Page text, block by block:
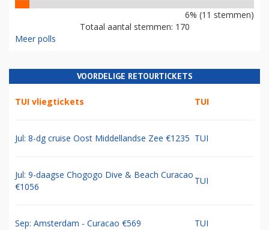
6% (11 stemmen)
Totaal aantal stemmen: 170
Meer polls
VOORDELIGE RETOURTICKETS
TUI vliegtickets TUI
Jul: 8-dg cruise Oost Middellandse Zee €1235 TUI
Jul: 9-daagse Chogogo Dive & Beach Curacao
€1056
TUI
Sep: Amsterdam - Curacao €569 TUI